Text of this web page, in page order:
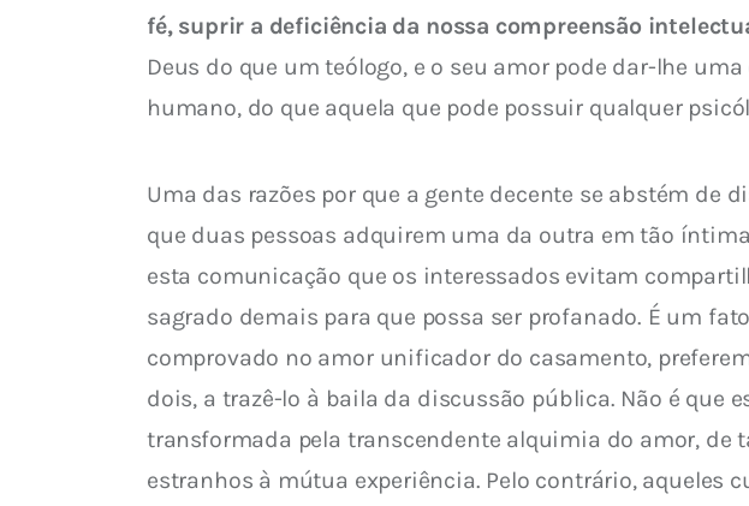
fé, suprir a deficiência da nossa compreensão
Deus do que um teólogo, e o seu amor pode dar-lhe
humano, do que aquela que pode possuir qualquer
Uma das razões por que a gente decente se abstém de
que duas pessoas adquirem uma da outra em tão
esta comunicação que os interessados evitam
sagrado demais para que possa ser profanado. É um
comprovado no amor unificador do casamento,
dois, a trazê-lo à baila da discussão pública. Não é que
transformada pela transcendente alquimia do amor, de
estranhos à mútua experiência. Pelo contrário,